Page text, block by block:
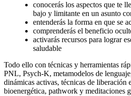
conocerás los aspectos que te
bajo y limitante en un asunto
entenderás la forma en que se
comprenderás el beneficio
activarás recursos para lograr
saludable
Todo ello con técnicas y herramientas
PNL, Psych-K, metamodelos de
dinámicas activas, técnicas de
bioenergética, pathwork y meditaciones